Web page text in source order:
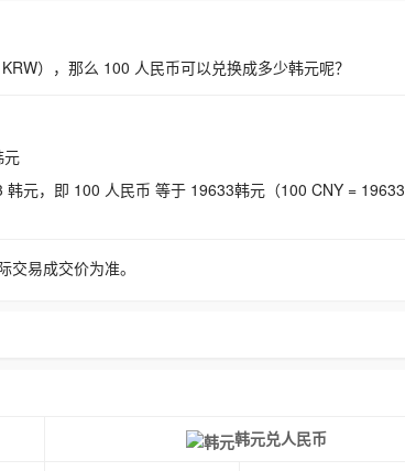
），那么 100 人民币可以兑换成多少韩元呢？
元
元，即 100 人民币 等于 19633韩元（100 CNY = 19633
易成交价为准。
韩元兑人民币